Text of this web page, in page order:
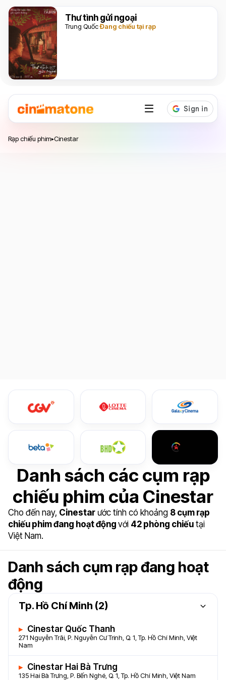
Thư tình gửi ngoại
Trung QuốcĐang chiếu tại rạp
Rạp chiếu phim▸Cinestar
Danh sách các cụm rạp
chiếu phim của Cinestar
Cho đến nay, Cinestar ước tính có khoảng 8 cụm rạp
chiếu phim đang hoạt động với 42 phòng chiếu tại
Việt Nam.
Danh sách cụm rạp đang hoạt
động
Tp. Hồ Chí Minh (2)
Cinestar Quốc Thanh
271 Nguyễn Trãi, P. Nguyễn Cư Trinh, Q. 1, Tp. Hồ Chí Minh, Việt
Nam
Cinestar Hai Bà Trưng
135 Hai Bà Trưng, P. Bến Nghé, Q. 1, Tp. Hồ Chí Minh, Việt Nam